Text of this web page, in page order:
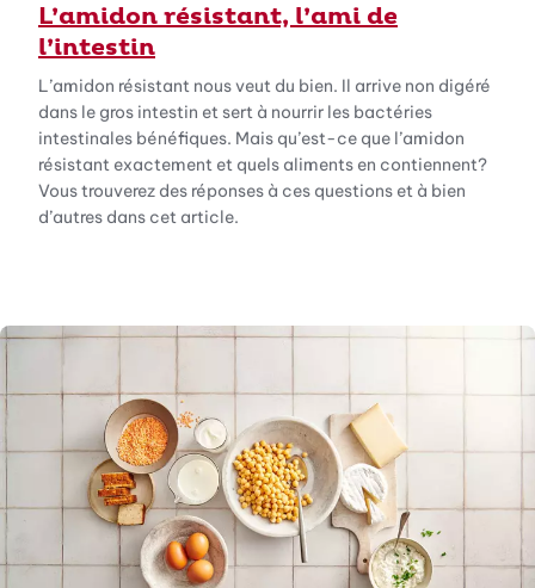
L’amidon résistant, l’ami de
l’intestin
L’amidon résistant nous veut du bien. Il arrive non digéré
dans le gros intestin et sert à nourrir les bactéries
intestinales bénéfiques. Mais qu’est-ce que l’amidon
résistant exactement et quels aliments en contiennent?
Vous trouverez des réponses à ces questions et à bien
d’autres dans cet article.